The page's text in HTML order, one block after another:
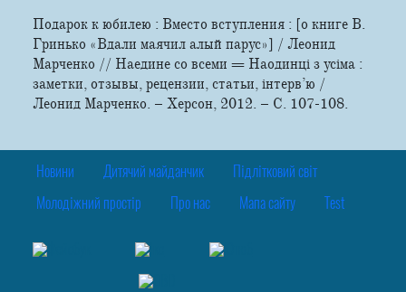
Подарок к юбилею : Вместо вступления : [о книге В.
Гринько «Вдали маячил алый парус»] / Леонид
Марченко // Наедине со всеми = Наодинці з усіма :
заметки, отзывы, рецензии, статьи, інтерв’ю /
Леонид Марченко. – Херсон, 2012. – С. 107-108.
Новини Дитячий майданчик Підлітковий світ
Молодіжний простір Про нас Мапа сайту Test